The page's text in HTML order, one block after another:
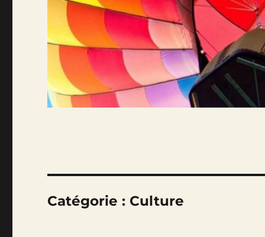
Catégorie : Culture